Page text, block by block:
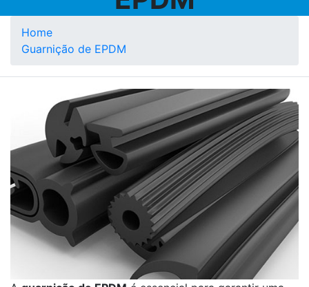
Home
Guarnição de EPDM